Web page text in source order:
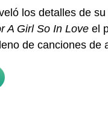
los detalles de
A Girl So In Love el
de canciones